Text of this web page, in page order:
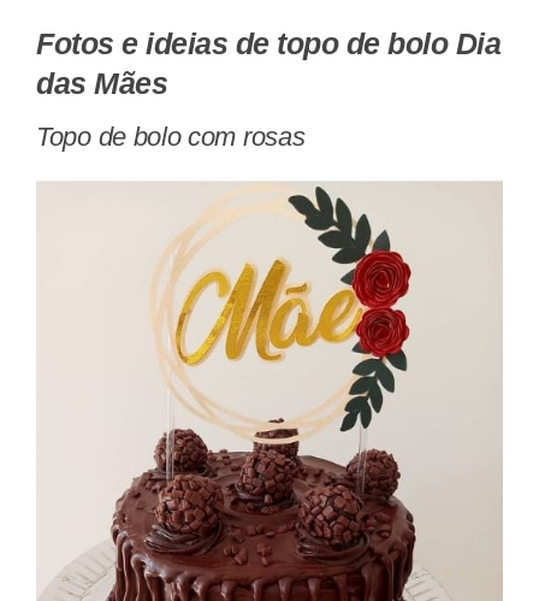
Fotos e ideias de topo de bolo Dia
das Mães
Topo de bolo com rosas